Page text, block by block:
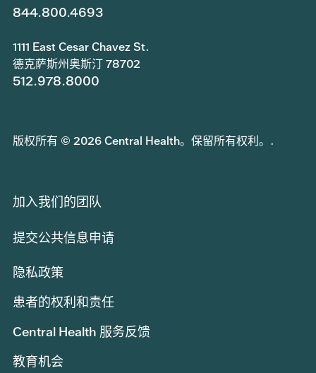
844.800.4693
1111 East Cesar Chavez St.
德克萨斯州奥斯汀 78702
512.978.8000
版权所有 © 2026 Central Health。保留所有权利。.
加入我们的团队
提交公共信息申请
隐私政策
患者的权利和责任
Central Health 服务反馈
教育机会